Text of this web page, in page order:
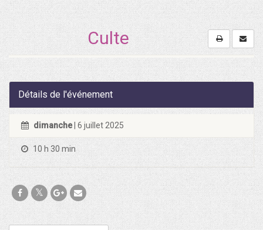
Culte
Détails de l'événement
dimanche| 6 juillet 2025
10 h 30 min